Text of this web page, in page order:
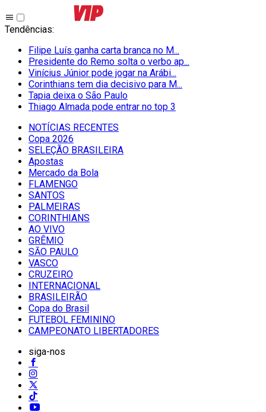
Tendências:
Filipe Luís ganha carta branca no M...
Presidente do Remo solta o verbo ap...
Vinícius Júnior pode jogar na Arábi...
Corinthians tem dia decisivo para M...
Tapia deixa o São Paulo
Thiago Almada pode entrar no top 3
NOTÍCIAS RECENTES
Copa 2026
SELEÇÃO BRASILEIRA
Apostas
Mercado da Bola
FLAMENGO
SANTOS
PALMEIRAS
CORINTHIANS
AO VIVO
GRÊMIO
SĀO PAULO
VASCO
CRUZEIRO
INTERNACIONAL
BRASILEIRÃO
Copa do Brasil
FUTEBOL FEMININO
CAMPEONATO LIBERTADORES
siga-nos